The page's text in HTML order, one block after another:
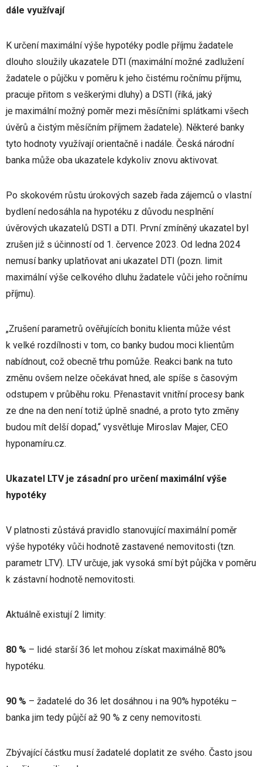
dále využívají
K určení maximální výše hypotéky podle příjmu žadatele
dlouho sloužily ukazatele DTI (maximální možné zadlužení
žadatele o půjčku v poměru k jeho čistému ročnímu příjmu,
pracuje přitom s veškerými dluhy) a DSTI (říká, jaký
je maximální možný poměr mezi měsíčními splátkami všech
úvěrů a čistým měsíčním příjmem žadatele). Některé banky
tyto hodnoty využívají orientačně i nadále. Česká národní
banka může oba ukazatele kdykoliv znovu aktivovat.
Po skokovém růstu úrokových sazeb řada zájemců o vlastní
bydlení nedosáhla na hypotéku z důvodu nesplnění
úvěrových ukazatelů DSTI a DTI. První zmíněný ukazatel byl
zrušen již s účinností od 1. července 2023. Od ledna 2024
nemusí banky uplatňovat ani ukazatel DTI (pozn. limit
maximální výše celkového dluhu žadatele vůči jeho ročnímu
příjmu).
„Zrušení parametrů ověřujících bonitu klienta může vést
k velké rozdílnosti v tom, co banky budou moci klientům
nabídnout, což obecně trhu pomůže. Reakci bank na tuto
změnu ovšem nelze očekávat hned, ale spíše s časovým
odstupem v průběhu roku. Přenastavit vnitřní procesy bank
ze dne na den není totiž úplně snadné, a proto tyto změny
budou mít delší dopad,“ vysvětluje Miroslav Majer, CEO
hyponamíru.cz.
Ukazatel LTV je zásadní pro určení maximální výše
hypotéky
V platnosti zůstává pravidlo stanovující maximální poměr
výše hypotéky vůči hodnotě zastavené nemovitosti (tzn.
parametr LTV). LTV určuje, jak vysoká smí být půjčka v poměru
k zástavní hodnotě nemovitosti.
Aktuálně existují 2 limity:
80 % – lidé starší 36 let mohou získat maximálně 80%
hypotéku.
90 % – žadatelé do 36 let dosáhnou i na 90% hypotéku –
banka jim tedy půjčí až 90 % z ceny nemovitosti.
Zbývající částku musí žadatelé doplatit ze svého. Často jsou